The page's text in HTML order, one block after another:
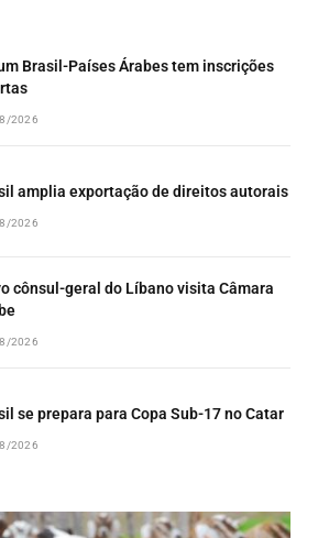
EPISODES
Brasil-Países Árabes tem inscrições
2026
amplia exportação de direitos autorais
2026
cônsul-geral do Líbano visita Câmara
2026
se prepara para Copa Sub-17 no Catar
2026